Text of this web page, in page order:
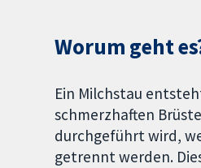
Worum geht
Ein Milchstau
schmerzhaften
durchgeführt wird,
getrennt werden.